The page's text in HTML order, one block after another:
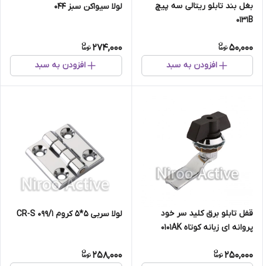
بغل بند تابلو ريتالی سه پیچ
۰۱۳۱B
50,000
افزودن به سبد
لولا سیواکن سبز ۰۴۴
274,000
افزودن به سبد
قفل تابلو برق کلید سر خود
پروانه ای زبانه کوتاه ۰۱۰۱AK
250,000
لولا سربی ۵*۵ کروم ۰۹۹/۱ CR-S
258,000